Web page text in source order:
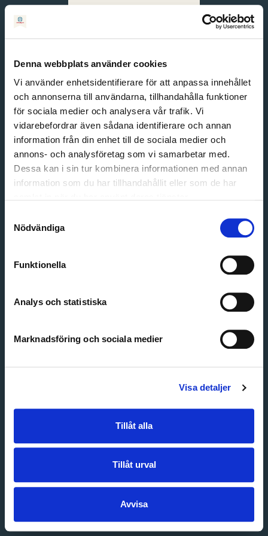
Denna webbplats använder cookies
Vi använder enhetsidentifierare för att anpassa innehållet
och annonserna till användarna, tillhandahålla funktioner
för sociala medier och analysera vår trafik. Vi
vidarebefordrar även sådana identifierare och annan
information från din enhet till de sociala medier och
annons- och analysföretag som vi samarbetar med.
Dessa kan i sin tur kombinera informationen med annan
information som du har tillhandahållit eller som de har
Nödvändiga
Funktionella
Analys och statistiska
Marknadsföring och sociala medier
Visa detaljer
Tillåt alla
Tillåt urval
Avvisa
English
Svenska
Email address
Customer service